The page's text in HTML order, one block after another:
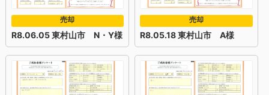
売却
R8.06.05 東村山市 N・Y様
売却
R8.05.18 東村山市 A様